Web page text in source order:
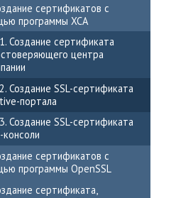
сертификатов с
программы XCA
Создание сертификата
центра
Создание SSL-сертификата
портала
Создание SSL-сертификата
консоли
сертификатов с
программы OpenSSL
сертификата,